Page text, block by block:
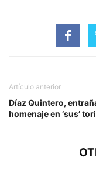
Artículo anterior
Díaz Quintero,
homenaje en ‘sus’